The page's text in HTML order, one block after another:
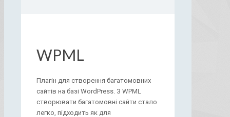
WPML
Плагін для створення багатомовних
сайтів на базі WordPress. З WPML
створювати багатомовні сайти стало
легко, підходить як для